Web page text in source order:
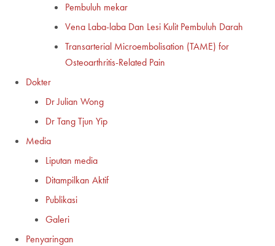
Pembuluh mekar
Vena Laba-laba Dan Lesi Kulit Pembuluh Darah
Transarterial Microembolisation (TAME) for
Osteoarthritis-Related Pain
Dokter
Dr Julian Wong
Dr Tang Tjun Yip
Media
Liputan media
Ditampilkan Aktif
Publikasi
Galeri
Penyaringan